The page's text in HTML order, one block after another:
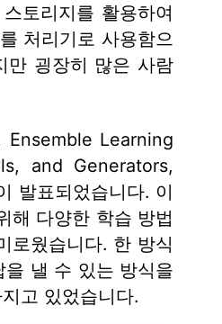
토리지를 활용하여
처리기로 사용함으
만 굉장히 많은 사람
Ensemble Learning
and Generators,
표되었습니다. 이
해 다양한 학습 방법
로웠습니다. 한 방식
낼 수 있는 방식을
고 있었습니다.